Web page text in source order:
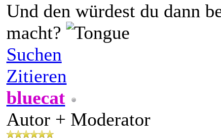
Und den würdest du dann
macht?
Suchen
Zitieren
bluecat
Autor + Moderator